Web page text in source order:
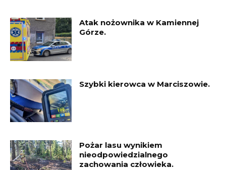
Atak nożownika w Kamiennej
Górze.
Szybki kierowca w Marciszowie.
Pożar lasu wynikiem
nieodpowiedzialnego
zachowania człowieka.